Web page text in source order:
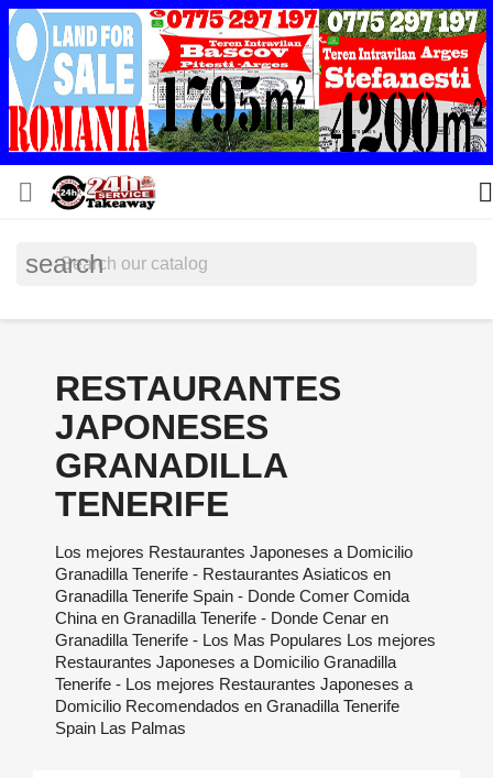
 
search
RESTAURANTES
JAPONESES
GRANADILLA
TENERIFE
Los mejores Restaurantes Japoneses a Domicilio
Granadilla Tenerife - Restaurantes Asiaticos en
Granadilla Tenerife Spain - Donde Comer Comida
China en Granadilla Tenerife - Donde Cenar en
Granadilla Tenerife - Los Mas Populares Los mejores
Restaurantes Japoneses a Domicilio Granadilla
Tenerife - Los mejores Restaurantes Japoneses a
Domicilio Recomendados en Granadilla Tenerife
Spain Las Palmas